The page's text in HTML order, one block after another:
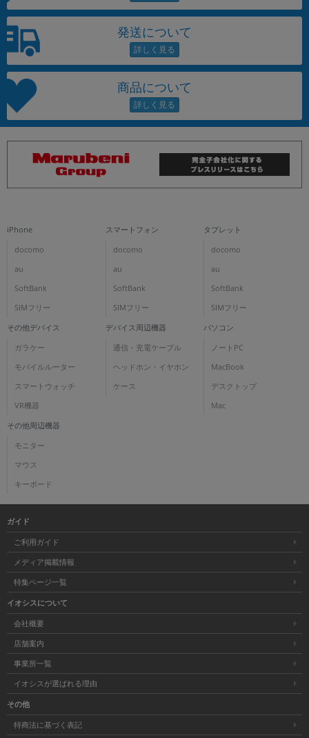
発送について
商品について
iPhone
docomo
au
SoftBank
SIMフリー
スマートフォン
docomo
au
SoftBank
SIMフリー
タブレット
docomo
au
SoftBank
SIMフリー
その他デバイス
ガラケー
モバイルルーター
スマートウォッチ
VR機器
デバイス周辺機器
通信・充電ケーブル
ヘッドホン・イヤホン
ケース
パソコン
ノートPC
MacBook
デスクトップ
Mac
その他周辺機器
モニター
マウス
キーボード
ガイド
ご利用ガイド
メディア掲載情報
特集ページ一覧
イオシスについて
会社概要
店舗案内
事業所一覧
イオシスが選ばれる理由
その他
特商法に基づく表記